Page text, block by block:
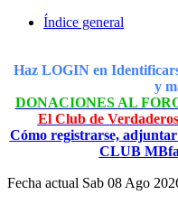
Índice general
Haz LOGIN en
y
DONACIONES AL
El Club de
Cómo registrarse,
CLUB
Fecha actual Sab 08 Ago